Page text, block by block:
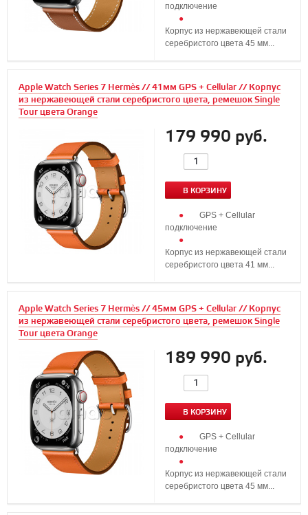
подключение
Корпус из нержавеющей стали
серебристого цвета 45 мм...
Apple Watch Series 7 Hermès // 41мм GPS + Cellular // Корпус
из нержавеющей стали серебристого цвета, ремешок Single
Tour цвета Orange
179 990 руб.
В КОРЗИНУ
GPS + Cellular
подключение
Корпус из нержавеющей стали
серебристого цвета 41 мм...
Apple Watch Series 7 Hermès // 45мм GPS + Cellular // Корпус
из нержавеющей стали серебристого цвета, ремешок Single
Tour цвета Orange
189 990 руб.
В КОРЗИНУ
GPS + Cellular
подключение
Корпус из нержавеющей стали
серебристого цвета 45 мм...